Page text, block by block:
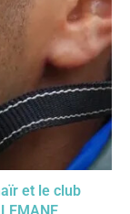
et le club